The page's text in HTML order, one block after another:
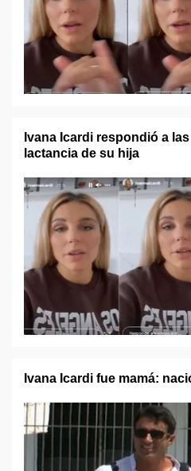
Ivana Icardi respondió a
lactancia de su hija
Ivana Icardi fue mamá: